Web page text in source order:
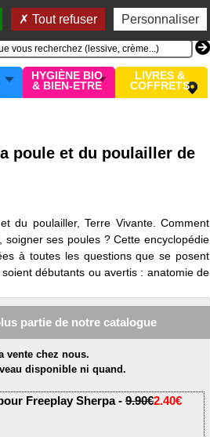
Tout refuser Personnaliser
compte
MON PANIER
0 article
HYGIÈNE BIO
& BIEN-ETRE
LIVRES &
COFFRETS
poule et du poulailler de
du poulailler, Terre Vivante. Comment
soigner ses poules ? Cette encyclopédie
à toutes les questions que se posent
débutants ou avertis : anatomie de
partie de notre catalogue
vente chez nous.
disponible ni quand.
Freeplay Sherpa - 9.90€2.40€